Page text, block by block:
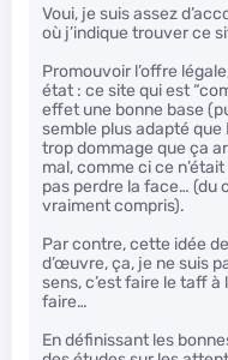
Voui, je suis assez
où j’indique trouver ce
Promouvoir l’offre
état : ce site qui est
effet une bonne base
semble plus adapté que
trop dommage que ça
mal, comme ci ce
pas perdre la face… (du
vraiment compris).
Par contre, cette idée
d’œuvre, ça, je ne suis
sens, c’est faire le taff
faire…
En définissant les